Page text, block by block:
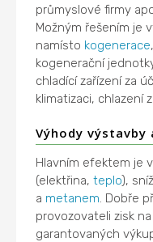
průmyslové firmy
Možným řešením je
namísto kogenerace
kogenerační
chladící zařízení za
klimatizaci, chlazení
Výhody výstavby
Hlavním efektem je
(elektřina,teplo),
a metanem . Dobře
provozovateli zisk
garantovaných